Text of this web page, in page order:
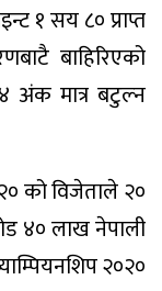
१ सय ८० प्राप्त
बाहिरिएको
अंक मात्र बटुल्न
को विजेताले २०
४० लाख नेपाली
२०२०